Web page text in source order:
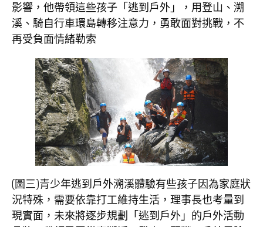
影響，他帶領這些孩子「逃到戶外」，用登山、溯
溪、騎自行車環島轉移注意力，勇敢面對挑戰，不
再受負面情緒勒索
(圖三)青少年逃到戶外溯溪體驗有些孩子因為家庭狀
況特殊，需要依靠打工維持生活，理事長也考量到
現實面，未來將逐步規劃「逃到戶外」的戶外活動